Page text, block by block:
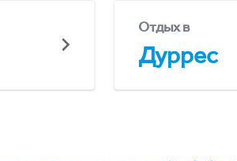
Отдых в
Дуррес